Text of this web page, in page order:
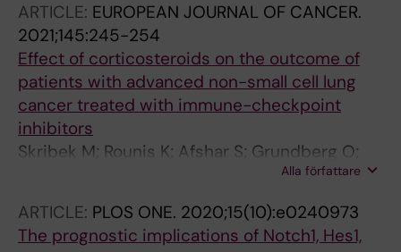
Lindstrom K; Ortiz-Villalon C
ARTICLE: EUROPEAN JOURNAL OF CANCER.
2021;145:245-254
Effect of corticosteroids on the outcome of
patients with advanced non-small cell lung
cancer treated with immune-checkpoint
inhibitors
Skribek M; Rounis K; Afshar S; Grundberg O;
Friesland S; Tsakonas G; Ekman S; De Petris L
Alla författare
ARTICLE: PLOS ONE. 2020;15(10):e0240973
The prognostic implications of Notch1, Hes1,